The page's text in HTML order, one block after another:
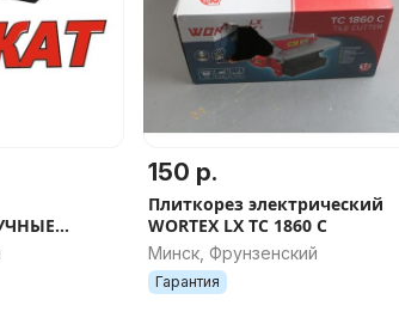
150 р.
Плиткорез электрический
WORTEX LX TC 1860 C
Минск, Фрунзенский
Гарантия